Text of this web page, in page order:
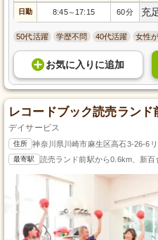
日勤 8:45～ 17:15 60分 充
50代活躍 学歴不問 40代活躍 女性
お気に入り に追加
レコードブック読売ランド
デイサービス
住所 神奈川県川崎市麻生区高石3-26-6
最寄駅 読売ランド前駅から0.6km、新